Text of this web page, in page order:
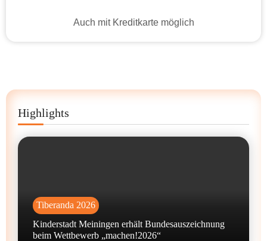
Auch mit Kreditkarte möglich
Highlights
Tiberanda 2026
Kinderstadt Meiningen erhält Bundesauszeichnung
beim Wettbewerb „machen!2026“